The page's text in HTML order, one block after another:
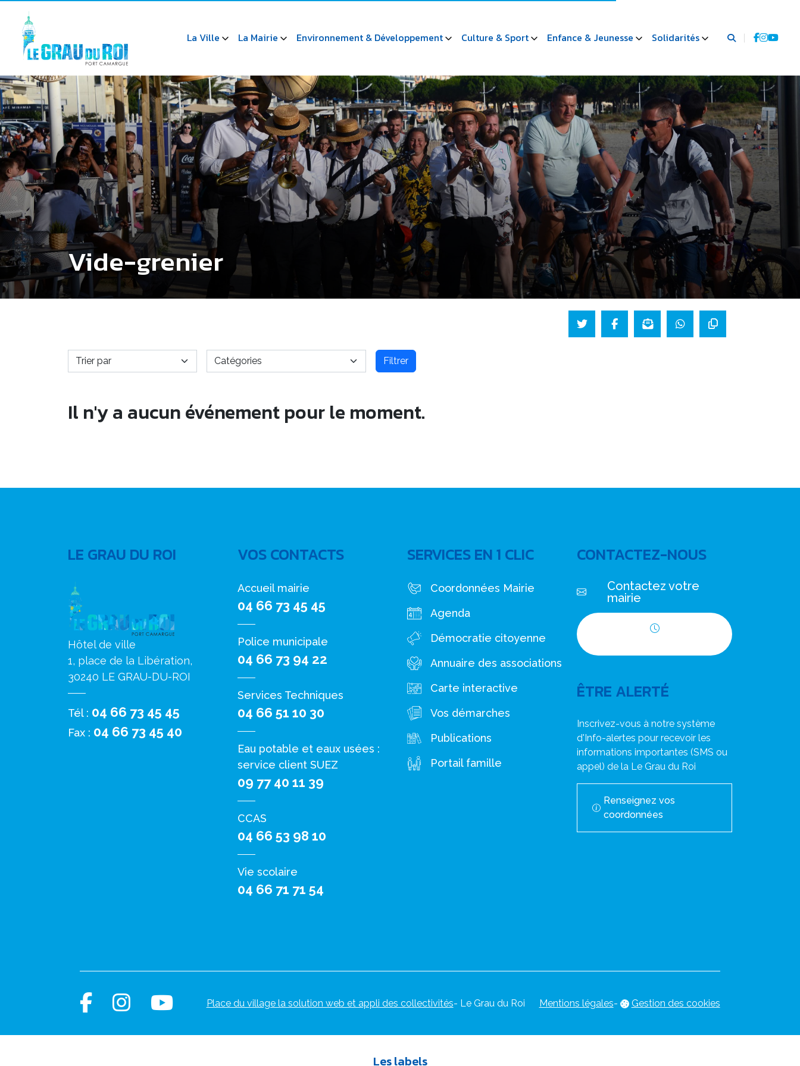
La Ville La Mairie Environnement & Développement Culture & Sport Enfance & Jeunesse Solidarités
Vide-grenier
Filtrer
Il n'y a aucun événement pour le moment.
LE GRAU DU ROI
Hôtel de ville
1, place de la Libération,
30240 LE GRAU-DU-ROI
Tél : 04 66 73 45 45
Fax : 04 66 73 45 40
VOS CONTACTS
Accueil mairie
04 66 73 45 45
Police municipale
04 66 73 94 22
Services Techniques
04 66 51 10 30
Eau potable et eaux usées :
service client SUEZ
09 77 40 11 39
CCAS
04 66 53 98 10
Vie scolaire
04 66 71 71 54
SERVICES EN 1 CLIC
Coordonnées Mairie
Agenda
Démocratie citoyenne
Annuaire des associations
Carte interactive
Vos démarches
Publications
Portail famille
CONTACTEZ-NOUS
Contactez votre
mairie
ÊTRE ALERTÉ
Inscrivez-vous à notre système
d'Info-alertes pour recevoir les
informations importantes (SMS ou
appel) de la Le Grau du Roi
Renseignez vos
coordonnées
Place du village la solution web et appli des collectivités- Le Grau du Roi Mentions légales- Gestion des cookies
Les labels